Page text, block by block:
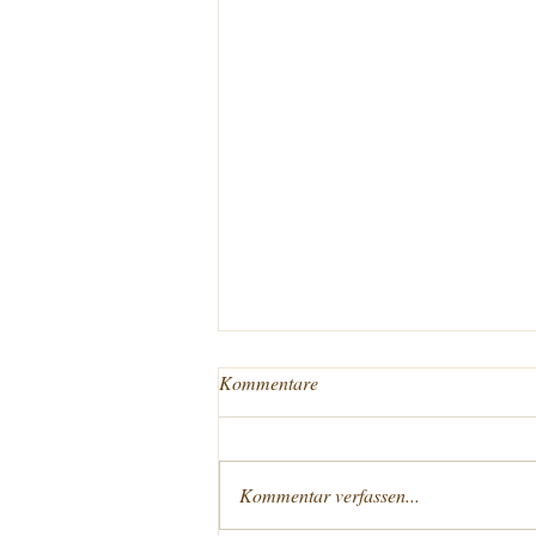
Rindfleischausgabe
🥩 Frische Rindfleischausgabe am
bei uns gibt es frisches Rindfleisch
Kommentare
Kommentar verfassen...